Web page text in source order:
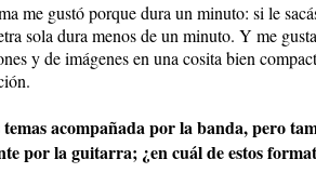
me gustó porque dura un minuto: si le
sola dura menos de un minuto. Y me
y de imágenes en una cosita bien
temas acompañada por la banda, pero
por la guitarra; ¿en cuál de estos